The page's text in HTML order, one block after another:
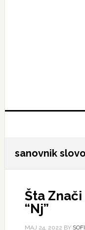
sanovnik
Šta
“Nj”
МАЈ 24, 2022 BY